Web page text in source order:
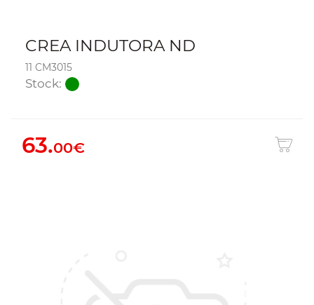
CREA INDUTORA ND
11 CM3015
Stock:
63.00€